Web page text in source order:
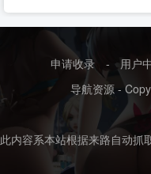
申请收录 - 用户
导航资源 -
此内容系本站根据来路自动抓